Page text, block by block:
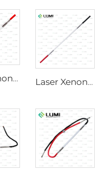
Laser Xenon Lamp L2741 – 7×100×167 mm Laser Xenon -lamppu L2851-5×105×175 mm